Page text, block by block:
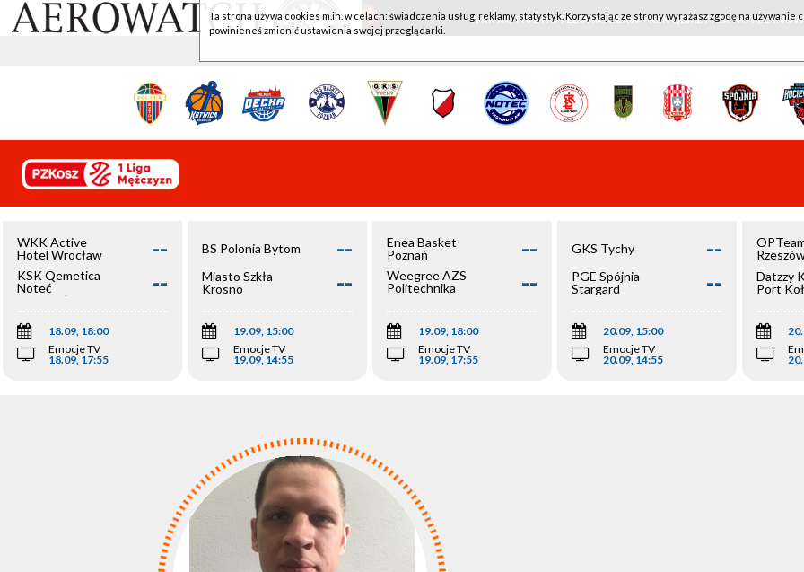
WKK ACTIVE HOTEL WROCŁAW - KSK QEMETICA NOTEĆ
WKK Active
Hotel Wrocław
--
KSK Qemetica
Noteć
Inowrocław
--
18.09, 18:00
Emocje TV
18.09, 17:55
BS Polonia Bytom --
Miasto Szkła
Krosno
--
19.09, 15:00
Emocje TV
19.09, 14:55
Enea Basket
Poznań
--
Weegree AZS
Politechnika
--
19.09, 18:00
Emocje TV
19.09, 17:55
GKS Tychy --
PGE Spójnia
Stargard
--
20.09, 15:00
Emocje TV
20.09, 14:55
Datzzy
Port
Ta strona używa cookies m.in. w celach: świadczenia usług, reklamy, statystyk. Korzystając ze strony wyrażasz zgodę na używanie
powinieneś zmienić ustawienia swojej przeglądarki.